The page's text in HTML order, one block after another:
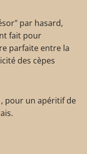
par hasard,
fait pour
parfaite entre la
des cèpes
pour un apéritif de